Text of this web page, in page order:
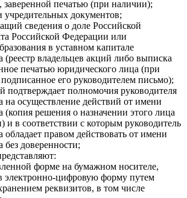
заверенной печатью (при наличии);
учредительных документов;
сведения о доле Российской
Российской Федерации или
в уставном капитале
(реестр владельцев акций либо выписка
печатью юридического лица (при
его руководителем письмо);
подтверждает полномочия руководителя
на осуществление действий от имени
(копия решения о назначении этого лица
и в соответствии с которым руководитель
правом действовать от имени
доверенности;
форме на бумажном носителе,
электронно-цифровую форму путем
реквизитов, в том числе